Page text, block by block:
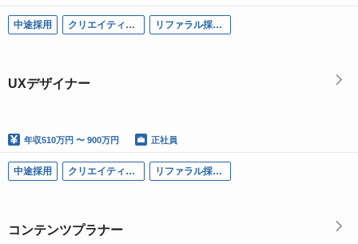
中途採用 クリエイティブ職 リファラル採用可
UXデザイナー
年収510万円 〜 900万円 正社員
中途採用 クリエイティブ職 リファラル採用可
コンテンツプラナー